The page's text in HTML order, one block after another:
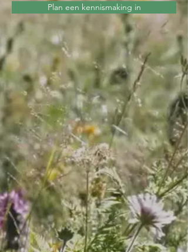
Plan een kennismaking in